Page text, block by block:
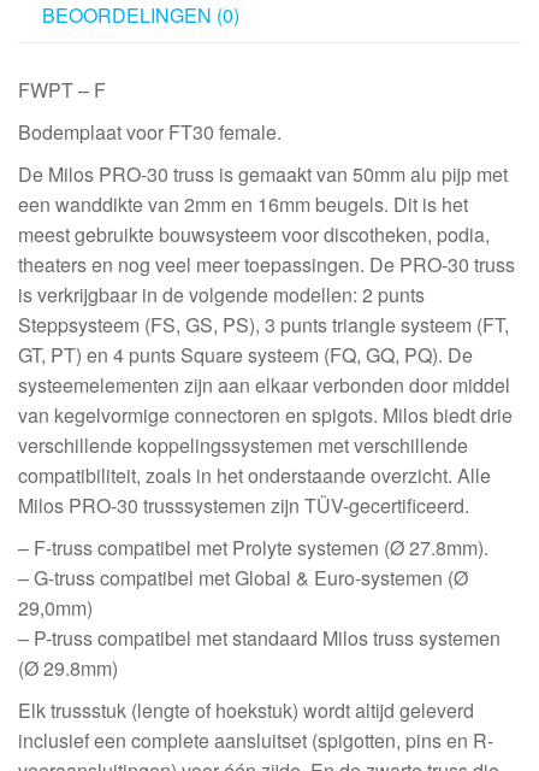
mm
Silver
aantal
BEOORDELINGEN (0)
FWPT – F
Bodemplaat voor FT30 female.
De Milos PRO-30 truss is gemaakt van 50mm alu pijp met
een wanddikte van 2mm en 16mm beugels. Dit is het
meest gebruikte bouwsysteem voor discotheken, podia,
theaters en nog veel meer toepassingen. De PRO-30 truss
is verkrijgbaar in de volgende modellen: 2 punts
Steppsysteem (FS, GS, PS), 3 punts triangle systeem (FT,
GT, PT) en 4 punts Square systeem (FQ, GQ, PQ). De
systeemelementen zijn aan elkaar verbonden door middel
van kegelvormige connectoren en spigots. Milos biedt drie
verschillende koppelingssystemen met verschillende
compatibiliteit, zoals in het onderstaande overzicht. Alle
Milos PRO-30 trusssystemen zijn TÜV-gecertificeerd.
– F-truss compatibel met Prolyte systemen (Ø 27.8mm).
– G-truss compatibel met Global & Euro-systemen (Ø
29,0mm)
– P-truss compatibel met standaard Milos truss systemen
(Ø 29.8mm)
Elk trussstuk (lengte of hoekstuk) wordt altijd geleverd
inclusief een complete aansluitset (spigotten, pins en R-